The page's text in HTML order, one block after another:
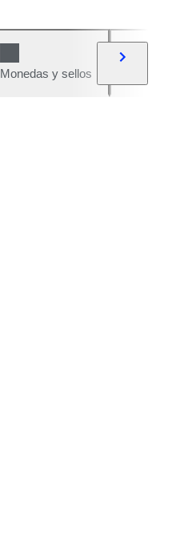
Monedas y sellos